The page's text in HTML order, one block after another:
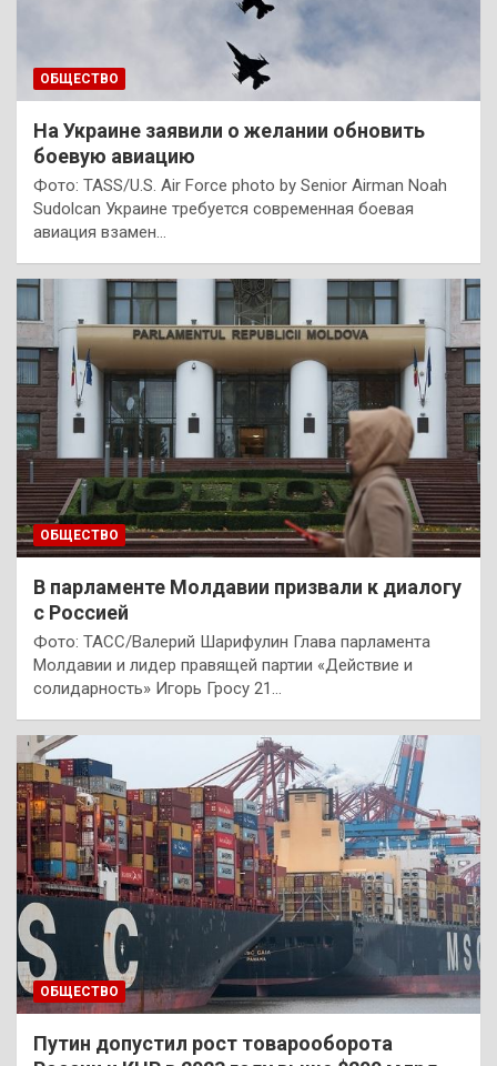
ОБЩЕСТВО
На Украине заявили о желании обновить
боевую авиацию
Фото: TASS/U.S. Air Force photo by Senior Airman Noah
Sudolcan Украине требуется современная боевая
авиация взамен…
ОБЩЕСТВО
В парламенте Молдавии призвали к диалогу
с Россией
Фото: ТАСС/Валерий Шарифулин Глава парламента
Молдавии и лидер правящей партии «Действие и
солидарность» Игорь Гросу 21…
ОБЩЕСТВО
Путин допустил рост товарооборота